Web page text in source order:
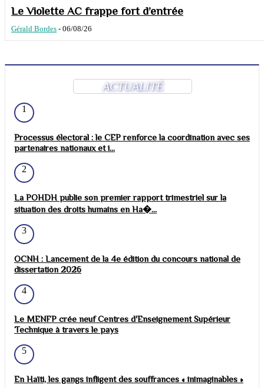
Le Violette AC frappe fort d’entrée
Gérald Bordes - 06/08/26
ACTUALITÉ
1
Processus électoral : le CEP renforce la coordination avec ses
partenaires nationaux et i...
2
La POHDH publie son premier rapport trimestriel sur la
situation des droits humains en Ha�...
3
OCNH : Lancement de la 4e édition du concours national de
dissertation 2026
4
Le MENFP crée neuf Centres d'Enseignement Supérieur
Technique à travers le pays
5
En Haïti, les gangs infligent des souffrances « inimaginables »